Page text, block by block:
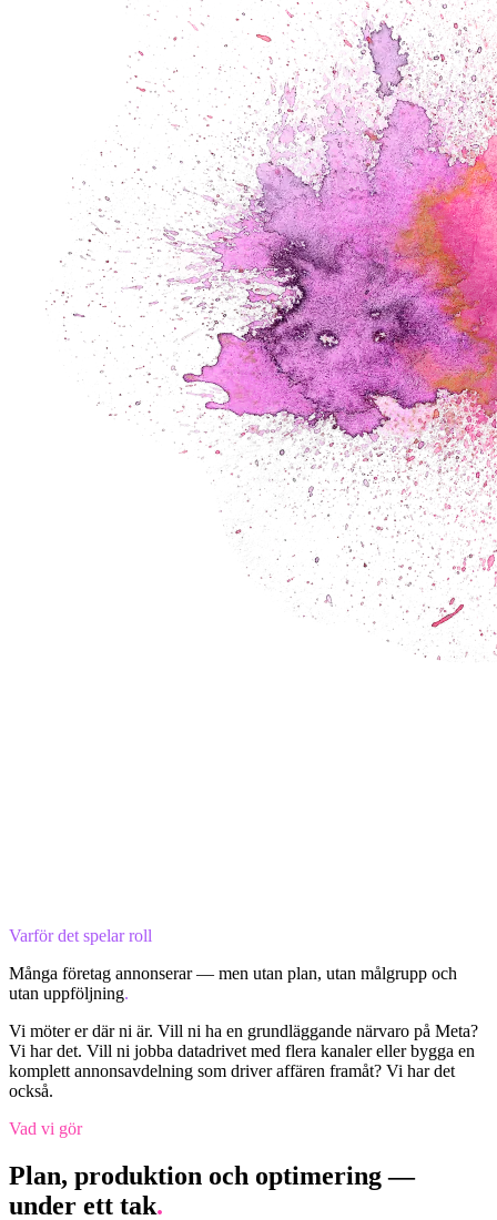
Varför det spelar roll
Många företag annonserar — men utan plan, utan målgrupp och
utan uppföljning.
Vi möter er där ni är. Vill ni ha en grundläggande närvaro på Meta?
Vi har det. Vill ni jobba datadrivet med flera kanaler eller bygga en
komplett annonsavdelning som driver affären framåt? Vi har det
också.
Vad vi gör
Plan, produktion och optimering —
under ett tak.